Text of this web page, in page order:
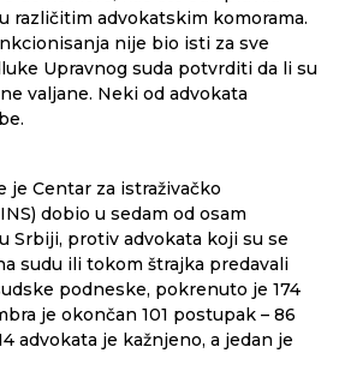
različitim advokatskim komorama.
nije bio isti za sve
Upravnog suda potvrditi da li su
valjane. Neki od advokata
je Centar za istraživačko
dobio u sedam od osam
Srbiji, protiv advokata koji su se
sudu ili tokom štrajka predavali
podneske, pokrenuto je 174
je okončan 101 postupak – 86
advokata je kažnjeno, a jedan je